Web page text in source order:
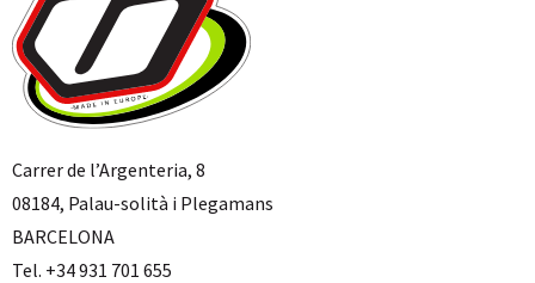
Carrer de l’Argenteria, 8
08184, Palau-solità i Plegamans
BARCELONA
Tel. +34 931 701 655